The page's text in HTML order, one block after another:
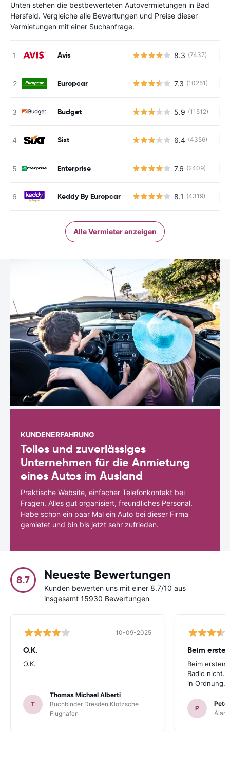
Unten stehen die bestbewerteten Autovermietungen in Bad
Hersfeld. Vergleiche alle Bewertungen und Preise dieser
Vermietungen mit einer Suchanfrage.
Avis 8.3 (7437)
Europcar 7.3 (10251)
Budget 5.9 (11512)
Sixt 6.4 (4356)
Enterprise 7.6 (2409)
Keddy By Europcar 8.1 (4319)
Alle Vermieter anzeigen
KUNDENERFAHRUNG
Tolles und zuverlässiges
Unternehmen für die Anmietung
eines Autos im Ausland
Praktische Website, einfacher Telefonkontakt bei
Fragen. Alles gut organisiert, freundliches Personal.
Habe schon ein paar Mal ein Auto bei dieser Firma
gemietet und bin bis jetzt sehr zufrieden.
8.7 Neueste Bewertungen
Kunden bewerten uns mit einer 8.7/10 aus
insgesamt 15930 Bewertungen
10-09-2025
O.K.
O.K.
T
Thomas Michael Alberti
Buchbinder Dresden Klotzsche
Flughafen
Beim
Beim ersten
Radio nicht.
in Ordnung.
P